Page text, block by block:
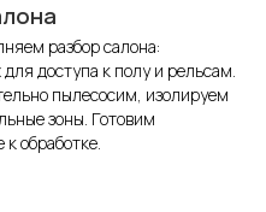
разбор салона:
доступа к полу и рельсам.
пылесосим, изолируем
зоны. Готовим
к обработке.